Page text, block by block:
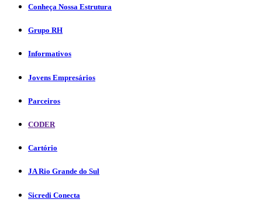
Conheça Nossa Estrutura
Grupo RH
Informativos
Jovens Empresários
Parceiros
CODER
Cartório
JA Rio Grande do Sul
Sicredi Conecta